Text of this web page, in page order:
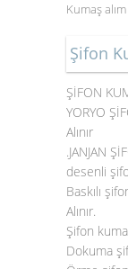
Kumaş
Şifon
ŞİFON
YORYO
Alınır
.JANJAN
desenli
Baskılı
Alınır.
Şifon
Dokuma